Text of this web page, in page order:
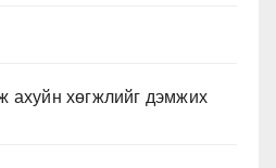
ахуйн хөгжлийг дэмжих